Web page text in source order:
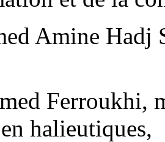
Amine Hadj
Ferroukhi,
halieutiques,